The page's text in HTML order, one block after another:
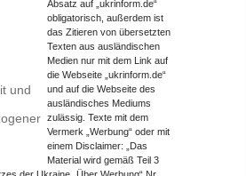
und
Absatz auf „ukrinform.de“
obligatorisch, außerdem ist
das Zitieren von übersetzten
Texten aus ausländischen
Medien nur mit dem Link auf
die Webseite „ukrinform.de“
und auf die Webseite des
ausländisches Mediums
zulässig. Texte mit dem
Vermerk „Werbung“ oder mit
einem Disclaimer: „Das
Material wird gemäß Teil 3
der Ukraine „Über Werbung“ Nr.